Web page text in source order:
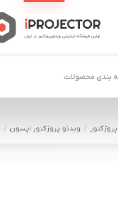
بندی محصولات
ویدئو پروژکتور اپسون